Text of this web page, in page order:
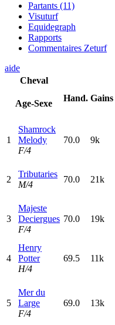
Partants (11)
Visuturf
Equidegraph
Rapports
Commentaires Zeturf
aide
Cheval
Age-Sexe
Hand. Gains
1
Shamrock
Melody
F/4
70.0 9k
2
Tributaries
M/4
70.0 21k
3
Majeste
Deciergues
F/4
70.0 19k
4
Henry
Potter
H/4
69.5 11k
5
Mer du
Large
F/4
69.0 13k